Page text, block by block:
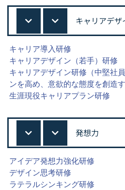
キャリアデザ
キャリア導入研修
キャリアデザイン（若手）研修
キャリアデザイン研修（中堅社
ンを高め、意欲的な態度を創造す
生涯現役キャリアプラン研修
発想力
アイデア発想力強化研修
デザイン思考研修
ラテラルシンキング研修